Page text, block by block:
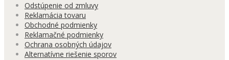
Odstúpenie od zmluvy
Reklamácia tovaru
Obchodné podmienky
Reklamačné podmienky
Ochrana osobných údajov
Alternatívne riešenie sporov